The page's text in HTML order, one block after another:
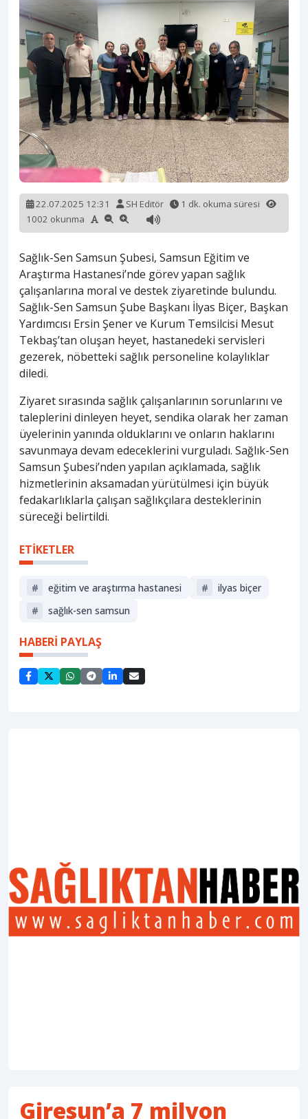
22.07.2025 12:31 SH Editör
1 dk. okuma süresi
1002 okunma
Sağlık-Sen Samsun Şubesi, Samsun Eğitim ve
Araştırma Hastanesi’nde görev yapan sağlık
çalışanlarına moral ve destek ziyaretinde bulundu.
Sağlık-Sen Samsun Şube Başkanı İlyas Biçer, Başkan
Yardımcısı Ersin Şener ve Kurum Temsilcisi Mesut
Tekbaş’tan oluşan heyet, hastanedeki servisleri
gezerek, nöbetteki sağlık personeline kolaylıklar
diledi.
Ziyaret sırasında sağlık çalışanlarının sorunlarını ve
taleplerini dinleyen heyet, sendika olarak her zaman
üyelerinin yanında olduklarını ve onların haklarını
savunmaya devam edeceklerini vurguladı. Sağlık-Sen
Samsun Şubesi’nden yapılan açıklamada, sağlık
hizmetlerinin aksamadan yürütülmesi için büyük
fedakarlıklarla çalışan sağlıkçılara desteklerinin
süreceği belirtildi.
ETİKETLER
# eğitim ve araştırma hastanesi #
ilyas biçer
#
sağlık-sen samsun
HABERİ PAYLAŞ
Giresun’a 7 milyon